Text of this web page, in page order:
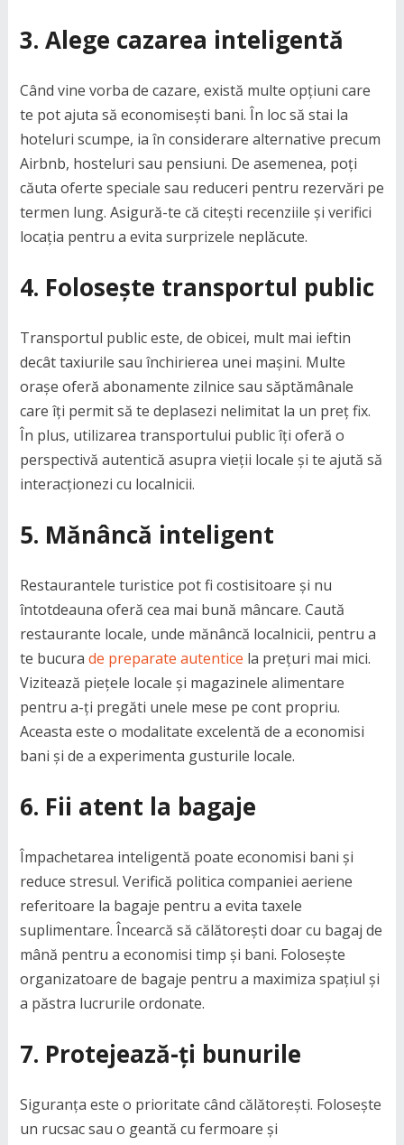
3. Alege cazarea inteligentă
Când vine vorba de cazare, există multe opțiuni care
te pot ajuta să economisești bani. În loc să stai la
hoteluri scumpe, ia în considerare alternative precum
Airbnb, hosteluri sau pensiuni. De asemenea, poți
căuta oferte speciale sau reduceri pentru rezervări pe
termen lung. Asigură-te că citești recenziile și verifici
locația pentru a evita surprizele neplăcute.
4. Folosește transportul public
Transportul public este, de obicei, mult mai ieftin
decât taxiurile sau închirierea unei mașini. Multe
orașe oferă abonamente zilnice sau săptămânale
care îți permit să te deplasezi nelimitat la un preț fix.
În plus, utilizarea transportului public îți oferă o
perspectivă autentică asupra vieții locale și te ajută să
interacționezi cu localnicii.
5. Mănâncă inteligent
Restaurantele turistice pot fi costisitoare și nu
întotdeauna oferă cea mai bună mâncare. Caută
restaurante locale, unde mănâncă localnicii, pentru a
te bucura de preparate autentice la prețuri mai mici.
Vizitează piețele locale și magazinele alimentare
pentru a-ți pregăti unele mese pe cont propriu.
Aceasta este o modalitate excelentă de a economisi
bani și de a experimenta gusturile locale.
6. Fii atent la bagaje
Împachetarea inteligentă poate economisi bani și
reduce stresul. Verifică politica companiei aeriene
referitoare la bagaje pentru a evita taxele
suplimentare. Încearcă să călătorești doar cu bagaj de
mână pentru a economisi timp și bani. Folosește
organizatoare de bagaje pentru a maximiza spațiul și
a păstra lucrurile ordonate.
7. Protejează-ți bunurile
Siguranța este o prioritate când călătorești. Folosește
un rucsac sau o geantă cu fermoare și